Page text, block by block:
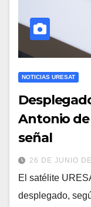
NOTICIAS URESAT
Antonio de
señal
26 DE JUNIO
El satélite
desplegado,